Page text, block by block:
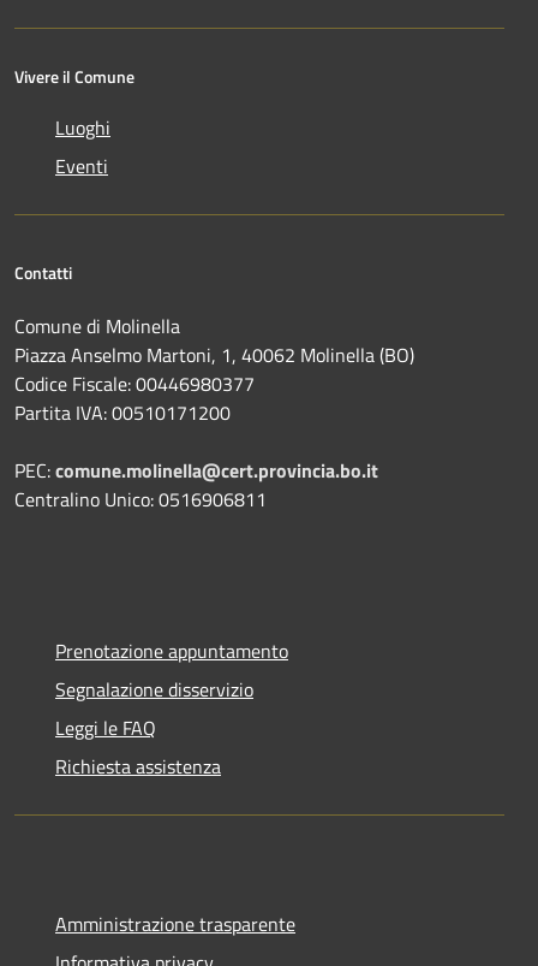
Vivere il Comune
Luoghi
Eventi
Contatti
Comune di Molinella
Piazza Anselmo Martoni, 1, 40062 Molinella (BO)
Codice Fiscale: 00446980377
Partita IVA: 00510171200
PEC:comune.molinella@cert.provincia.bo.it
Centralino Unico: 0516906811
Prenotazione appuntamento
Segnalazione disservizio
Leggi le FAQ
Richiesta assistenza
Amministrazione trasparente